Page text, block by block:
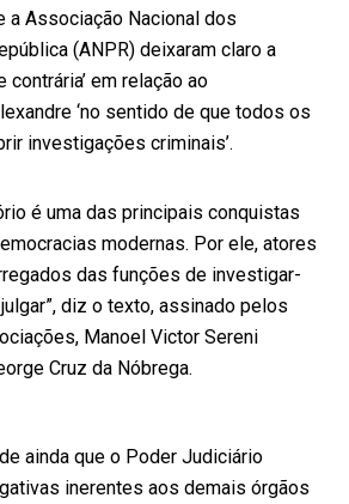
a Associação Nacional dos
(ANPR) deixaram claro a
contrária’ em relação ao
‘no sentido de que todos os
investigações criminais’.
é uma das principais conquistas
modernas. Por ele, atores
das funções de investigar-
diz o texto, assinado pelos
Manoel Victor Sereni
Cruz da Nóbrega.
ainda que o Poder Judiciário
inerentes aos demais órgãos